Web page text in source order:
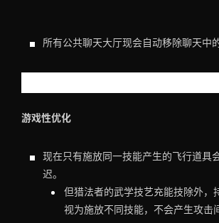
所有公共聊天大厅现会自动移除聊天中
游戏性优化
现在只有施放同一技能产生的飞行道具
迟。
但猎法者的武学技艺充能技除外，
视为施放不同技能，不会产生攻击